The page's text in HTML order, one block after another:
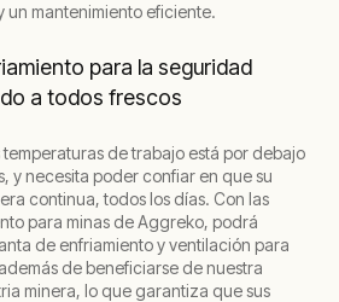
un mantenimiento eficiente.
para la seguridad
a todos frescos
de trabajo está por debajo
y necesita poder confiar en que su
continua, todos los días. Con las
para minas de Aggreko, podrá
de enfriamiento y ventilación para
de beneficiarse de nuestra
minera, lo que garantiza que sus